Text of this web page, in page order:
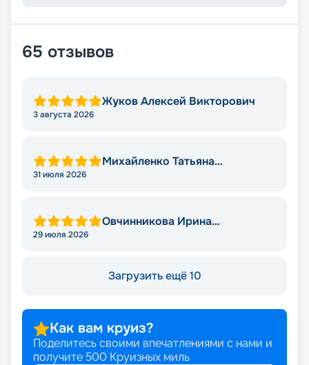
65 отзывов
Жуков Алексей Викторович
3 августа 2026
Михайленко Татьяна
31 июля 2026
Овчинникова Ирина
29 июля 2026
Загрузить ещё 10
Как вам круиз?
Поделитесь своими впечатлениями с нами и
получите 500 Круизных миль